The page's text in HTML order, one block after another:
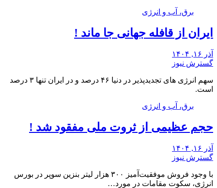
برق، آب و انرژی
ایران از قافله جهانی جا ماند !
آذر ۱۶, ۱۴۰۴
گسترش نیوز
سهم انرژی های تجدیدپذیر در دنیا ۴۶ درصد و در ایران تنها ۳ درصد
است.
برق، آب و انرژی
حجم عظیمی از ثروت ملی مفقود شد !
آذر ۱۶, ۱۴۰۴
گسترش نیوز
با وجود فروش موفقیت‌آمیز ۳۰۰ هزار لیتر بنزین سوپر در بورس
انرژی، سکوت مقامات در مورد…